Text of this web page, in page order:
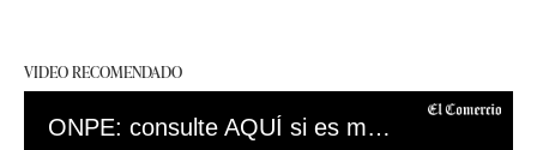
VIDEO RECOMENDADO
ONPE: consulte AQUÍ si es miembro de mesa para las próximas Elecciones Regionales y Municipales 2022